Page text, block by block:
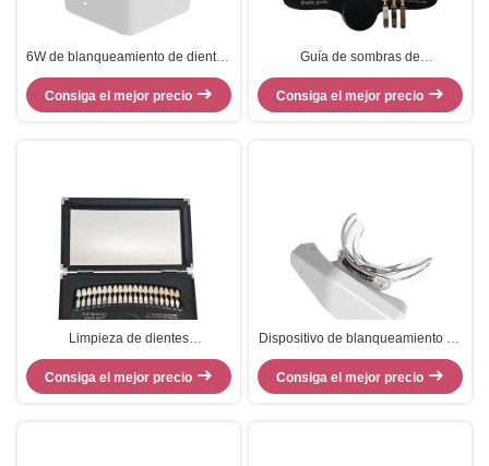
6W de blanqueamiento de dientes
LED hogar con control de
temperatura de 35 ° C
Consiga el mejor precio
Guía de sombras de
blanqueamiento de dientes 3D
portátil 20 colores
Blanqueamiento dental
Consiga el mejor precio
Limpieza de dientes
Blanqueamiento de dientes Guía
de sombras de blanqueamiento
3D
Consiga el mejor precio
Dispositivo de blanqueamiento de
dientes inalámbrico LED de luz
mini LED
Consiga el mejor precio